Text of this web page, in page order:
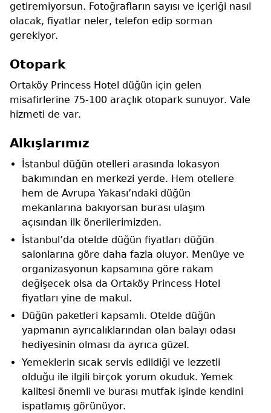
getiremiyorsun. Fotoğrafların sayısı ve içeriği nasıl
olacak, fiyatlar neler, telefon edip sorman
gerekiyor.
Otopark
Ortaköy Princess Hotel düğün için gelen
misafirlerine 75-100 araçlık otopark sunuyor. Vale
hizmeti de var.
Alkışlarımız
İstanbul düğün otelleri arasında lokasyon
bakımından en merkezi yerde. Hem otellere
hem de Avrupa Yakası’ndaki düğün
mekanlarına bakıyorsan burası ulaşım
açısından ilk önerilerimizden.
İstanbul’da otelde düğün fiyatları düğün
salonlarına göre daha fazla oluyor. Menüye ve
organizasyonun kapsamına göre rakam
değişecek olsa da Ortaköy Princess Hotel
fiyatları yine de makul.
Düğün paketleri kapsamlı. Otelde düğün
yapmanın ayrıcalıklarından olan balayı odası
hediyesinin olması da ayrıca güzel.
Yemeklerin sıcak servis edildiği ve lezzetli
olduğu ile ilgili birçok yorum okuduk. Yemek
kalitesi önemli ve burası mutfak işinde kendini
ispatlamış görünüyor.